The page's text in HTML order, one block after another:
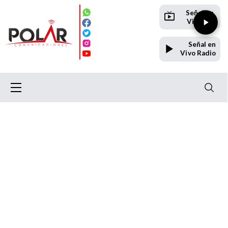
Señal en
Vivo TV
Señal en
Vivo Radio